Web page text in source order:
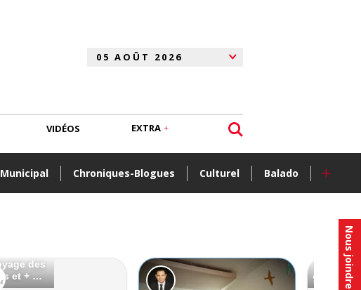
Nous joindre
Municipal Chroniques-Blogues Culturel Balado +
VIDÉOS EXTRA